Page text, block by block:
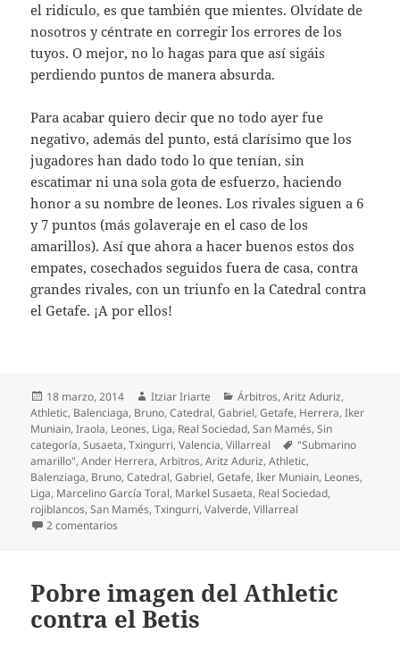
el ridículo, es que también que mientes. Olvídate de
nosotros y céntrate en corregir los errores de los
tuyos. O mejor, no lo hagas para que así sigáis
perdiendo puntos de manera absurda.
Para acabar quiero decir que no todo ayer fue
negativo, además del punto, está clarísimo que los
jugadores han dado todo lo que tenían, sin
escatimar ni una sola gota de esfuerzo, haciendo
honor a su nombre de leones. Los rivales siguen a 6
y 7 puntos (más golaveraje en el caso de los
amarillos). Así que ahora a hacer buenos estos dos
empates, cosechados seguidos fuera de casa, contra
grandes rivales, con un triunfo en la Catedral contra
el Getafe. ¡A por ellos!
Publicado
el
18 marzo, 2014 Autor
Itziar Iriarte Categorías
Árbitros,Aritz Aduriz,
Athletic, Balenciaga, Bruno,Catedral,Gabriel,Getafe, Herrera,Iker
Muniain,Iraola, Leones, Liga, Real Sociedad,San Mamés,Sin
categoría,Susaeta,Txingurri,Valencia,Villarreal Etiquetas
"Submarino
amarillo",Ander Herrera,Arbitros,Aritz Aduriz,Athletic,
Balenziaga, Bruno,Catedral,Gabriel,Getafe,Iker Muniain, Leones,
Liga, Marcelino García Toral, Markel Susaeta, Real Sociedad,
rojiblancos,San Mamés,Txingurri,Valverde,Villarreal
2 comentarios
Pobre imagen del Athletic
contra el Betis